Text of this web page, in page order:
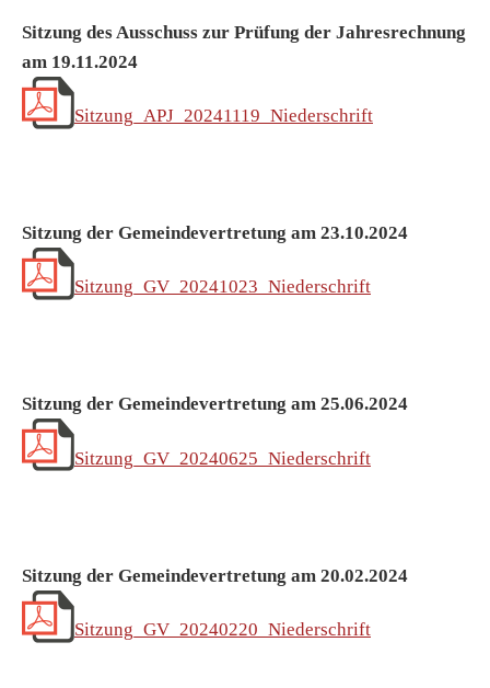
Sitzung des Ausschuss zur Prüfung der Jahresrechnung
am 19.11.2024
Sitzung_APJ_20241119_Niederschrift
Sitzung der Gemeindevertretung am 23.10.2024
Sitzung_GV_20241023_Niederschrift
Sitzung der Gemeindevertretung am 25.06.2024
Sitzung_GV_20240625_Niederschrift
Sitzung der Gemeindevertretung am 20.02.2024
Sitzung_GV_20240220_Niederschrift